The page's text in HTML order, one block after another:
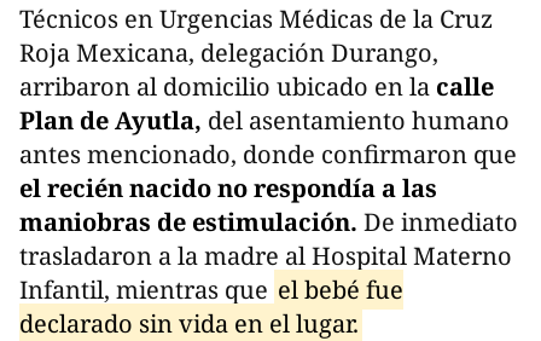
Técnicos en Urgencias Médicas de la Cruz
Roja Mexicana, delegación Durango,
arribaron al domicilio ubicado en la calle
Plan de Ayutla, del asentamiento humano
antes mencionado, donde confirmaron que
el recién nacido no respondía a las
maniobras de estimulación. De inmediato
trasladaron a la madre al Hospital Materno
Infantil, mientras que el bebé fue
declarado sin vida en el lugar.